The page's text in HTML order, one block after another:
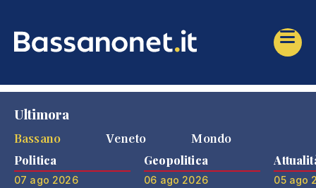
Ultimora
Bassano
Veneto Mondo
Politica
07 ago 2026
Geopolitica
06 ago 2026 05 ago